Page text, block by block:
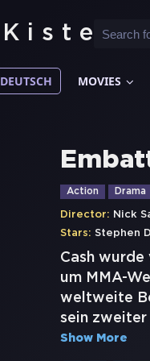
Kiste
DEUTSCH MOVIES
Action Drama
Director: Nick
Stars: Stephen
Cash wurde
um MMA-
weltweite
sein zweiter
Show More